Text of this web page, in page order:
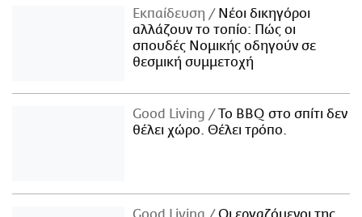
Εκπαίδευση
Νέοι δικηγόροι
αλλάζουν το τοπίο: Πώς οι
σπουδές Νομικής οδηγούν σε
θεσμική συμμετοχή
Good Living
Το BBQ στο σπίτι δεν
θέλει χώρο. Θέλει τρόπο.